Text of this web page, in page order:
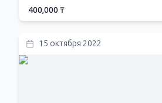
400,000 ₸
15 октября 2022